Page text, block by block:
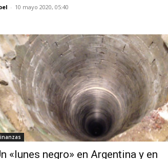
- 10 mayo 2020, 05:40
«lunes negro» en Argentina y en